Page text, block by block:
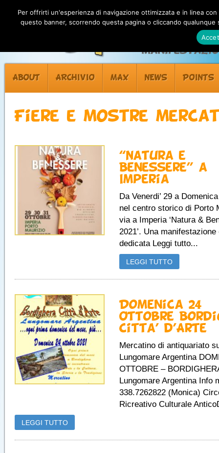
ABOUT ARCHIVIO MAX NEWS POINTS
Fiere e mostre
“Natura e
Benessere” a
Imperia
Da Venerdi’ 29 a
nel centro storico di Porto
via a Imperia ‘Natura &
2021’. Una
dedicata Leggi tutto...
LEGGI TUTTO
Domenica 24
Ottobre
Citta’ d’Arte
Mercatino di antiquariato
Lungomare Argentina
OTTOBRE –
Lungomare Argentina Info
338.7262822 (Monica)
Ricreativo Culturale
LEGGI TUTTO
Per offrirti un'esperienza di navigazione ottimizzata e in linea
questo banner, scorrendo questa pagina o cliccando